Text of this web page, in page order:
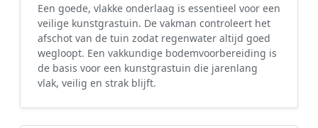
Een goede, vlakke onderlaag is essentieel voor een
veilige kunstgrastuin. De vakman controleert het
afschot van de tuin zodat regenwater altijd goed
wegloopt. Een vakkundige bodemvoorbereiding is
de basis voor een kunstgrastuin die jarenlang
vlak, veilig en strak blijft.